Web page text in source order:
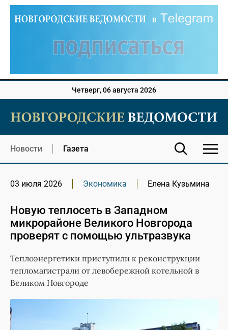
Четверг, 06 августа 2026
Новости Газета
03 июля 2026 Экономика Елена Кузьмина
Новую теплосеть в Западном
микрорайоне Великого Новгорода
проверят с помощью ультразвука
Теплоэнергетики приступили к реконструкции
тепломагистрали от левобережной котельной в
Великом Новгороде